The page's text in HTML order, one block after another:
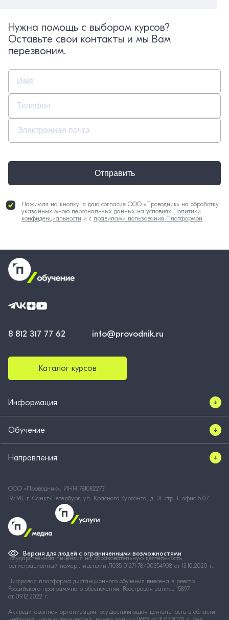
Нужна помощь с выбором курсов?
Оставьте свои контакты и мы Вам
перезвоним.
Нажимая на кнопку, я даю согласие ООО «Проводник» на обработку
указанных мною персональных данных на условиях Политики
конфиденциальности и с правилами пользования Платформой
Отправить
8 812 317 77 62 info@provodnik.ru
Каталог курсов
Информация
Обучение
Направления
ООО «Проводник», ИНН 7810822731
197198, г. Санкт-Петербург, ул. Красного Курсанта, д. 31, стр. 1, офис 5.07
Версия для людей с ограниченными возможностями
Государственная лицензия на образовательную деятельность,
регистрационный номер лицензии Л035-01271-78/00354908 от 13.10.2020 г.
Цифровая платформа дистанционного обучения внесена в реестр
Российского программного обеспечения, Реестровая запись 15897
от 09.12.2022 г.
Аккредитованная организация, осуществляющая деятельность в области